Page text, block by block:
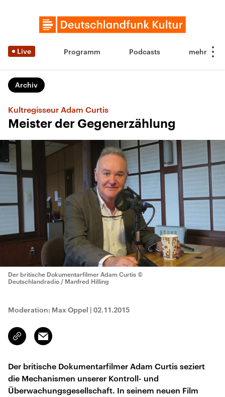
Live Programm Podcasts
Archiv
Kultregisseur Adam Curtis
Meister der Gegenerzählung
Der britische Dokumentarfilmer Adam Curtis ©
Deutschlandradio / Manfred Hilling
Moderation: Max Oppel | 02.11.2015
Link
kopieren/teilen
Email
Der britische Dokumentarfilmer Adam Curtis seziert
die Mechanismen unserer Kontroll- und
Überwachungsgesellschaft. In seinem neuen Film